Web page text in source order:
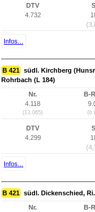
DTV
4.732
Infos...
B 421 südl. Kirchberg
Rohrbach (L 184)
Nr.
4.118
(13.065)
B-
DTV
4.299
Infos...
B 421 südl. Dickenschied,
Nr.
B-